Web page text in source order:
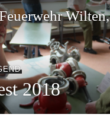
Wilten,
2018